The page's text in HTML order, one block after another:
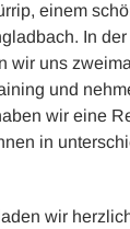
einem
In
wir uns
und
wir eine
in
wir